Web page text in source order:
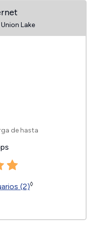
Lake
de hasta
(2)◊